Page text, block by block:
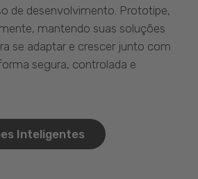
de desenvolvimento. Prototipe,
mantendo suas soluções
se adaptar e crescer junto com
segura, controlada e
Inteligentes